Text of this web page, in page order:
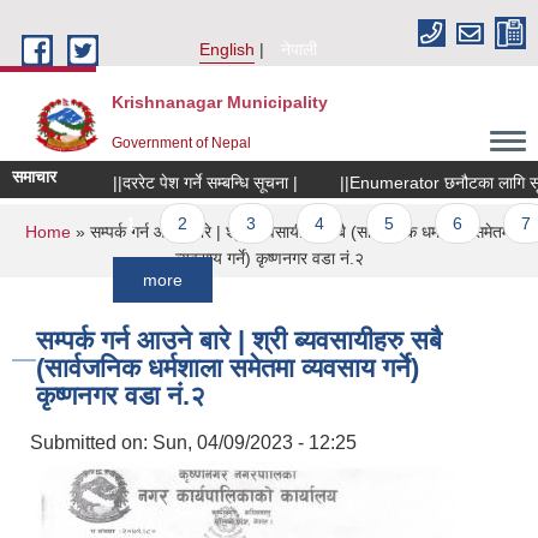
English
नेपाली
Krishnanagar Municipality
Government of Nepal
समाचार ||दररेट पेश गर्ने सम्बन्धि सूचना | ||Enumerator छनौटका लागि सूचना ||
Pages
1 2 3 4 5 6 7
You are here
Home» सम्पर्क गर्न आउने बारे | श्री ब्यवसायीहरु सबै (सार्वजनिक धर्मशाला समेतमा
व्यवसाय गर्ने) कृष्णनगर वडा नं.२
सम्पर्क गर्न आउने बारे | श्री ब्यवसायीहरु सबै
(सार्वजनिक धर्मशाला समेतमा व्यवसाय गर्ने)
कृष्णनगर वडा नं.२
Submitted on: Sun, 04/09/2023 - 12:25